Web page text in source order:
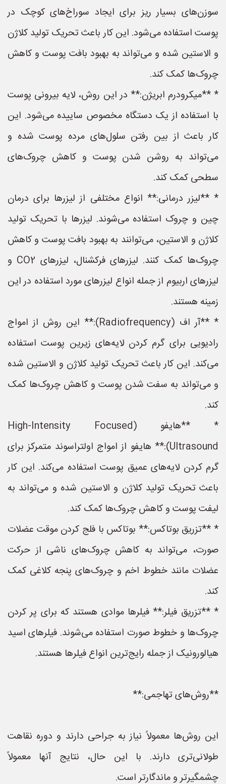
سوزن‌های بسیار ریز برای ایجاد سوراخ‌های کوچک در
پوست استفاده می‌شود. این کار باعث تحریک تولید کلاژن
و الاستین شده و می‌تواند به بهبود بافت پوست و کاهش
چروک‌ها کمک کند.
* **میکرودرم ابریژن:** در این روش، لایه بیرونی پوست
با استفاده از یک دستگاه مخصوص ساییده می‌شود. این
کار باعث از بین رفتن سلول‌های مرده پوست شده و
می‌تواند به روشن شدن پوست و کاهش چروک‌های
سطحی کمک کند.
* **لیزر درمانی:** انواع مختلفی از لیزرها برای درمان
چین و چروک استفاده می‌شوند. لیزرها با تحریک تولید
کلاژن و الاستین، می‌توانند به بهبود بافت پوست و کاهش
چروک‌ها کمک کنند. لیزرهای فرکشنال، لیزرهای CO2 و
لیزرهای اربیوم از جمله انواع لیزرهای مورد استفاده در این
زمینه هستند.
* **آر اف (Radiofrequency):** این روش از امواج
رادیویی برای گرم کردن لایه‌های زیرین پوست استفاده
می‌کند. این کار باعث تحریک تولید کلاژن و الاستین شده
و می‌تواند به سفت شدن پوست و کاهش چروک‌ها کمک
کند.
* **هایفو (High-Intensity Focused
Ultrasound):** هایفو از امواج اولتراسوند متمرکز برای
گرم کردن لایه‌های عمیق پوست استفاده می‌کند. این کار
باعث تحریک تولید کلاژن و الاستین شده و می‌تواند به
لیفت پوست و کاهش چروک‌ها کمک کند.
* **تزریق بوتاکس:** بوتاکس با فلج کردن موقت عضلات
صورت، می‌تواند به کاهش چروک‌های ناشی از حرکت
عضلات مانند خطوط اخم و چروک‌های پنجه کلاغی کمک
کند.
* **تزریق فیلر:** فیلرها موادی هستند که برای پر کردن
چروک‌ها و خطوط صورت استفاده می‌شوند. فیلرهای اسید
هیالورونیک از جمله رایج‌ترین انواع فیلرها هستند.
**روش‌های تهاجمی:**
این روش‌ها معمولاً نیاز به جراحی دارند و دوره نقاهت
طولانی‌تری دارند. با این حال، نتایج آنها معمولاً
چشمگیرتر و ماندگارتر است.